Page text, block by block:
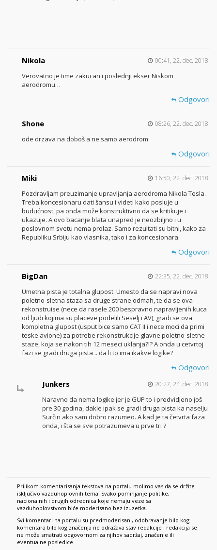
Nikola 00:41, 22. dec. 2018.
Verovatno je time zakucan i poslednji ekser Niskom
aerodromu…
Odgovori
Shone 08:26, 22. dec. 2018.
ode drzava na doboš a ne samo aerodrom
Odgovori
Miki 16:50, 22. dec. 2018.
Pozdravljam preuzimanje upravljanja aerodroma Nikola Tesla.
Treba koncesionaru dati šansu i videti kako posluje u
budućnost, pa onda može konstruktivno da se kritikuje i
ukazuje. A ovo bacanje blata unapred je neozbiljno i u
poslovnom svetu nema prolaz. Samo rezultati su bitni, kako za
Republiku Srbiju kao vlasnika, tako i za koncesionara.
Odgovori
BigDan 22:35, 22. dec. 2018.
Umetna pista je totalna glupost. Umesto da se napravi nova
poletno-sletna staza sa druge strane odmah, te da se ova
rekonstruise (nece da rasele 200 bespravno napravljenih kuca
od ljudi kojima su placeve podelili Seselj i AV), gradi se ova
kompletna glupost (usput bice samo CAT II i nece moci da primi
teske avione) za potrebe rekonstrukcije glavne poletno-sletne
staze, koja se nakon tih 12 meseci uklanja?!? A onda u cetvrtoj
fazi se gradi druga pista .. da li to ima ikakve logike?
Odgovori
Junkers
20:27, 24. dec. 2018.
Naravno da nema logike jer je GUP to i predvidjeno još
pre 30 godina, dakle ipak se gradi druga pista ka naselju
Surčin ako sam dobro razumeo. A kad je ta četvrta faza
onda, i šta se sve potrazumeva u prve tri ?
Prilikom komentarisanja tekstova na portalu molimo vas da se držite
isključivo vazduhoplovnih tema. Svako pominjanje politike,
nacionalnih i drugih odrednica koje nemaju veze sa
vazduhoplovstvom biće moderisano bez izuzetka.
Svi komentari na portalu su predmoderisani, odobravanje bilo kog
komentara bilo kog značenja ne odražava stav redakcije i redakcija se
ne može smatrati odgovornom za njihov sadržaj, značenje ili
eventualne posledice.